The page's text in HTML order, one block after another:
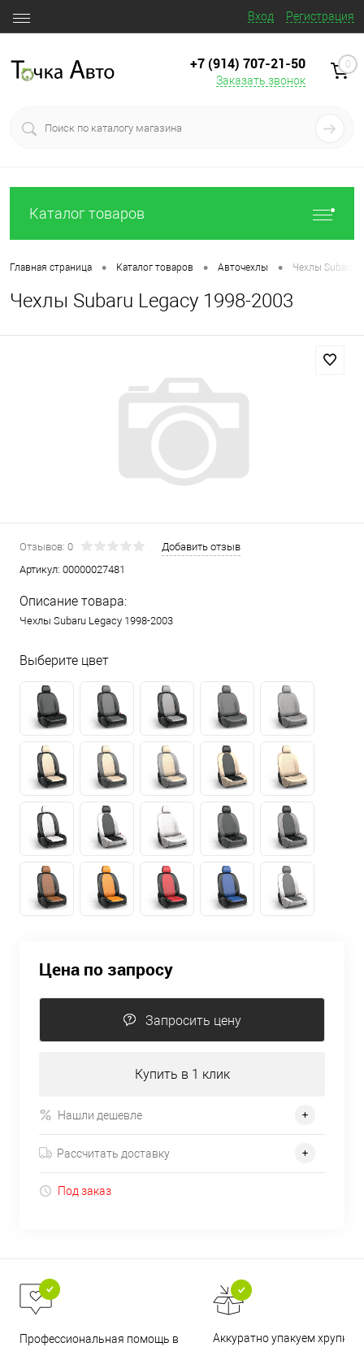
Вход Регистрация
+7 (914) 707‒21‒50
Заказать звонок
0
Каталог товаров
Главная страница • Каталог товаров • Авточехлы • Чехлы Subaru
Чехлы Subaru Legacy 1998-2003
Отзывов: 0
Добавить отзыв
Артикул: 00000027481
Описание товара:
Чехлы Subaru Legacy 1998-2003
Выберите цвет
Цена по запросу
Запросить цену
Купить в 1 клик
Нашли дешевле
Рассчитать доставку
Под заказ
Профессиональная помощь в
Аккуратно упакуем хрупкие